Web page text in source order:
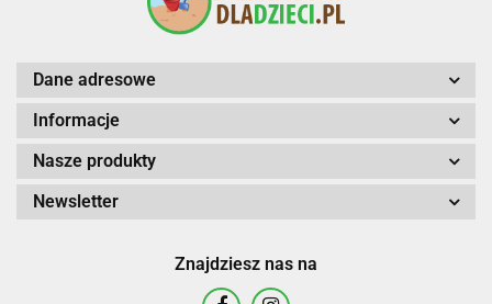
Dane adresowe
Informacje
Nasze produkty
Newsletter
Znajdziesz nas na